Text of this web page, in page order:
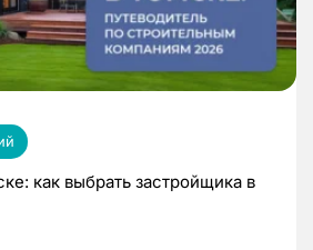
как выбрать застройщика в